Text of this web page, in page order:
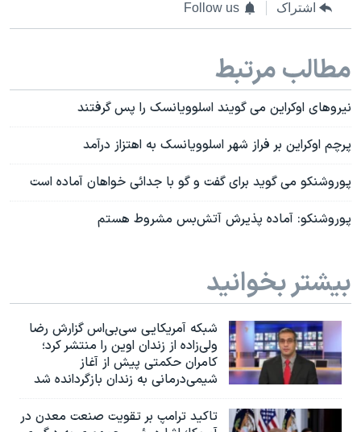
اشتراک Follow us
مطالب مرتبط
نیروهای اوکراین می گویند اسلوویانسک را پس گرفتند
پرچم اوکراین بر فراز شهر اسلوویانسک به اهتزاز درآمد
پوروشنکو می گوید برای گفت و گو با جدائی خواهان آماده است
پوروشنکو: آماده پذیرش آتش‌بس مشروط هستم
بیشتر بخوانید
شبکه آمریکایی سی‌بی‌‌اس گزارش رضا
ولی‌زاده از زندان اوین را منتشر کرد؛
کامران حکمتی پیش از آغاز
شیمی‌درمانی به زندان بازگردانده شد
تاکید ترامپ بر تقویت صنعت معدن در